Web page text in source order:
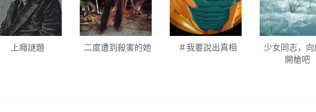
上癮謎題 二度遭到殺害的她 ＃我要說出真相
少女同志，向
開槍吧